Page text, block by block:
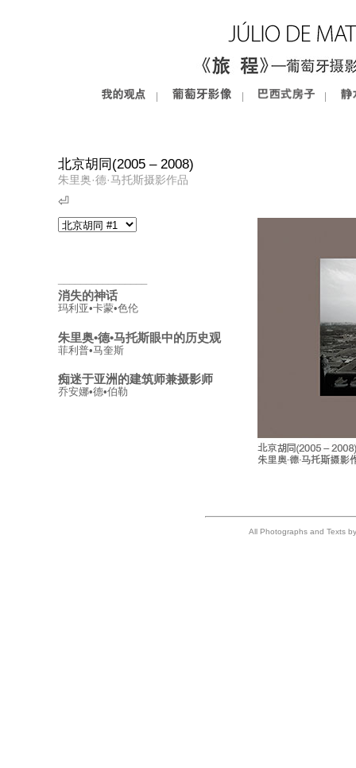
|
北京胡同(2005 – 2008)
朱里奥·德·马托斯摄影作品
⏎
消失的神话
玛利亚•卡蒙•色伦
朱里奥•德•马托斯眼中的历史观
菲利普•马奎斯
痴迷于亚洲的建筑师兼摄影师
乔安娜•德•伯勒
All Photographs and Texts